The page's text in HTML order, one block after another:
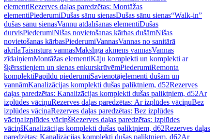
elementiRezerves daļas paredzētas: Montāžas
elementiPiederumiDušas sānu sienasDušas sānu sienas“Walk-in”
dušas sānu sienasVannu atdalīšanas elementiDušas
durvisPiederumiNišas novietošanas kārbas dušāmNišas
novietošanas kārbasPiederumiVannasVannas no sanitārā
akrilaTaisnstūra vannasMākslīgā akmens vannasVannas
zīdaiņiemMontāžas elementiKāju komplekti un komplekti ar
šķērsstieņiem un sienas enkurskrūvēmPiederumiRemonta
komplektiPapildu piederumiSavienotājelementi dušām un
vannāmKanalizācijas komplekti dušas paliktņiem, d52Rezerves
daļas paredzētas: Kanalizācijas komplekti dušas paliktņiem, d52Ar
izplūdes vāciņuRezerves daļas paredzētas: Ar izplūdes vāciņuBez
izplūdes vāciņaRezerves daļas paredzētas: Bez izplūdes
vāciņaIzplūdes vāciņšRezerves daļas paredzētas: Izplūdes
vāciņšKanalizācijas komplekti dušas paliktņiem, d62Rezerves daļas
paredzētas: Kanalizācijas komplekti dušas paliktņiem, d62Ar